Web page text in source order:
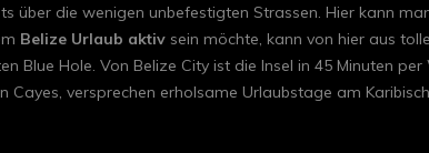
über die wenigen unbefestigten Strassen. Hier kann
Belize Urlaub aktiv sein möchte, kann von hier aus
Blue Hole. Von Belize City ist die Insel in 45 Minuten
Cayes, versprechen erholsame Urlaubstage am